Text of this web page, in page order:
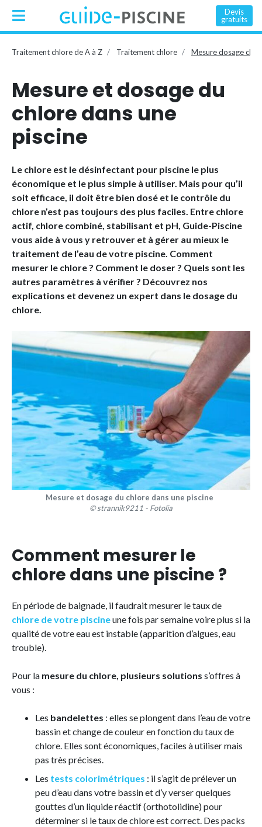
Devis
gratuits
Traitement chlore de A à Z Traitement chlore Mesure dosage
Mesure et dosage du
chlore dans une
piscine
Le chlore est le désinfectant pour piscine le plus
économique et le plus simple à utiliser. Mais pour qu’il
soit efficace, il doit être bien dosé et le contrôle du
chlore n’est pas toujours des plus faciles. Entre chlore
actif, chlore combiné, stabilisant et pH, Guide-Piscine
vous aide à vous y retrouver et à gérer au mieux le
traitement de l’eau de votre piscine. Comment
mesurer le chlore ? Comment le doser ? Quels sont les
autres paramètres à vérifier ? Découvrez nos
explications et devenez un expert dans le dosage du
chlore.
Mesure et dosage du chlore dans une piscine
© strannik9211 - Fotolia
Comment mesurer le
chlore dans une piscine ?
En période de baignade, il faudrait mesurer le taux de
chlore de votre piscineune fois par semaine voire plus si la
qualité de votre eau est instable (apparition d’algues, eau
trouble).
Pour la mesure du chlore, plusieurs solutions s’offres à
vous :
Les bandelettes : elles se plongent dans l’eau de votre
bassin et change de couleur en fonction du taux de
chlore. Elles sont économiques, faciles à utiliser mais
pas très précises.
Les tests colorimétriques : il s’agit de prélever un
peu d’eau dans votre bassin et d’y verser quelques
gouttes d’un liquide réactif (orthotolidine) pour
déterminer si le taux de chlore est correct. Des packs